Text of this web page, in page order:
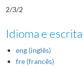
2/3/2
Idioma e escrita
eng (inglês)
fre (francês)